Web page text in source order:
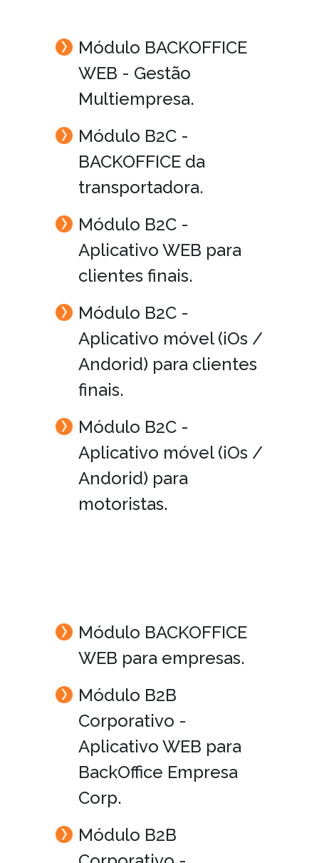
Módulo BACKOFFICE
WEB - Gestão
Multiempresa.
Módulo B2C -
BACKOFFICE da
transportadora.
Módulo B2C -
Aplicativo WEB para
clientes finais.
Módulo B2C -
Aplicativo móvel (iOs /
Andorid) para clientes
finais.
Módulo B2C -
Aplicativo móvel (iOs /
Andorid) para
motoristas.
Módulo BACKOFFICE
WEB para empresas.
Módulo B2B
Corporativo -
Aplicativo WEB para
BackOffice Empresa
Corp.
Módulo B2B